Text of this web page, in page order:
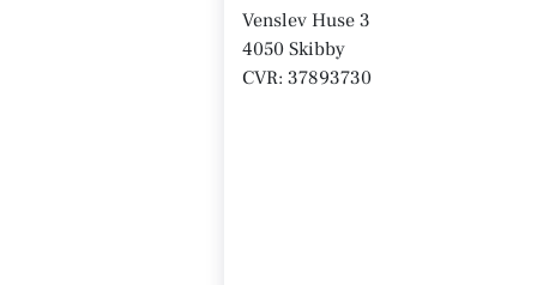
Venslev Huse 3
4050 Skibby
CVR: 37893730